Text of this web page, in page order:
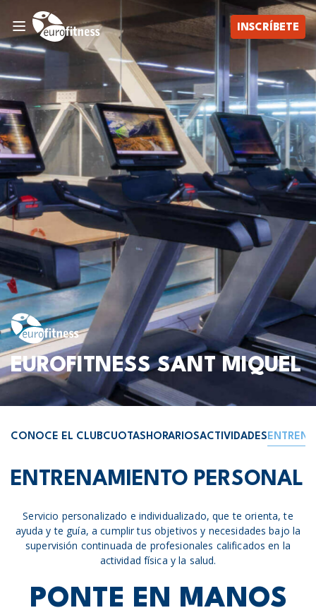
INSCRÍBETE
EUROFITNESS SANT MIQUEL
CONOCE EL CLUBCUOTASHORARIOSACTIVIDADES
ENTRENAMIENTO PERSONAL
Servicio personalizado e individualizado, que te orienta, te
ayuda y te guía, a cumplir tus objetivos y necesidades bajo la
supervisión continuada de profesionales calificados en la
actividad física y la salud.
PONTE EN MANOS